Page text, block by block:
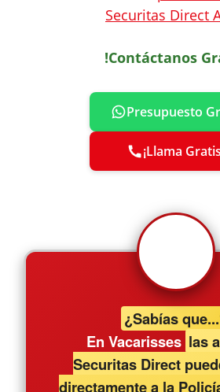
Securitas Direct
!Contáctanos
Presupuesto
¡Llama
¿Sabías
En Vacarisses las
Securitas Direct
directamente a la